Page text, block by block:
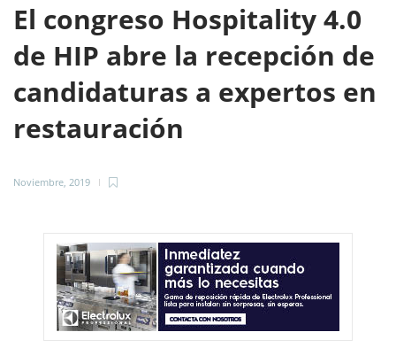
El congreso Hospitality 4.0
de HIP abre la recepción de
candidaturas a expertos en
restauración
Noviembre, 2019